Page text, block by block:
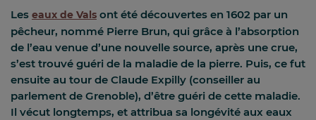
Les eaux de Vals ont été découvertes en 1602 par un
pêcheur, nommé Pierre Brun, qui grâce à l’absorption
de l’eau venue d’une nouvelle source, après une crue,
s’est trouvé guéri de la maladie de la pierre. Puis, ce fut
ensuite au tour de Claude Expilly (conseiller au
parlement de Grenoble), d’être guéri de cette maladie.
Il vécut longtemps, et attribua sa longévité aux eaux